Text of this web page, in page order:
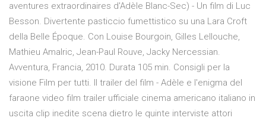
aventures extraordinaires d'Adèle Blanc-Sec) - Un film di Luc
Besson. Divertente pasticcio fumettistico su una Lara Croft
della Belle Époque. Con Louise Bourgoin, Gilles Lellouche,
Mathieu Amalric, Jean-Paul Rouve, Jacky Nercessian.
Avventura, Francia, 2010. Durata 105 min. Consigli per la
visione Film per tutti. Il trailer del film - Adèle e l'enigma del
faraone video film trailer ufficiale cinema americano italiano in
uscita clip inedite scena dietro le quinte interviste attori